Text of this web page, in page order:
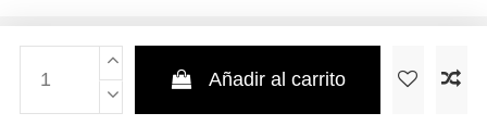
Añadir al carrito